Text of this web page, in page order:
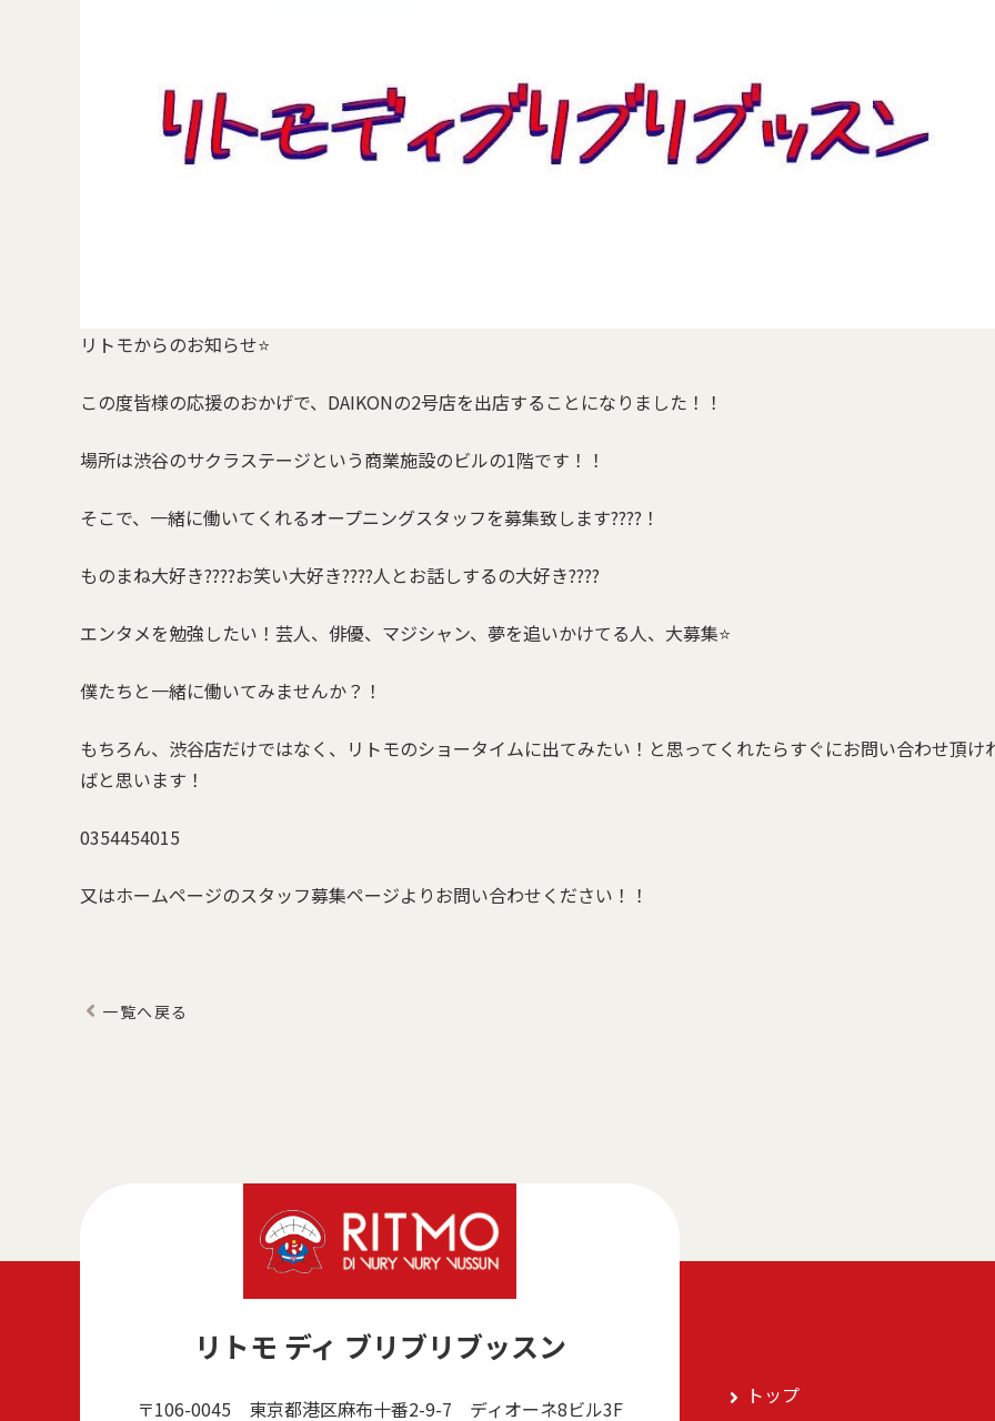
リトモからのお知らせ⭐️
この度皆様の応援のおかげで、DAIKONの2号店を出店することになりました！！
場所は渋谷のサクラステージという商業施設のビルの1階です！！
そこで、一緒に働いてくれるオープニングスタッフを募集致します????！
ものまね大好き????お笑い大好き????人とお話しするの大好き????
エンタメを勉強したい！芸人、俳優、マジシャン、夢を追いかけてる人、大募集⭐️
僕たちと一緒に働いてみませんか？！
もちろん、渋谷店だけではなく、リトモのショータイムに出てみたい！と思ってくれたらすぐにお問い合わせ頂け
ばと思います！
0354454015
又はホームページのスタッフ募集ページよりお問い合わせください！！
一覧へ戻る
リトモ ディ ブリブリブッスン
〒106-0045 東京都港区麻布十番2-9-7 ディオーネ8ビル3F
トップ